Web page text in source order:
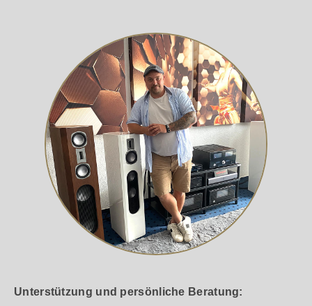
Unterstützung und persönliche Beratung: